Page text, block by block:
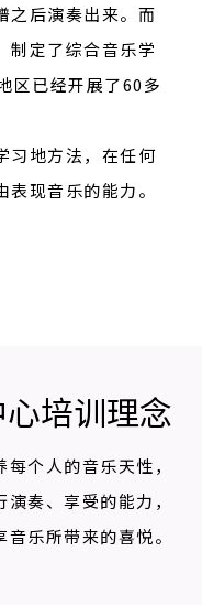
之后演奏出来。而
制定了综合音乐学
区已经开展了60多
习地方法，在任何
现音乐的能力。
培训理念
每个人的音乐天性，
奏、享受的能力，
音乐所带来的喜悦。